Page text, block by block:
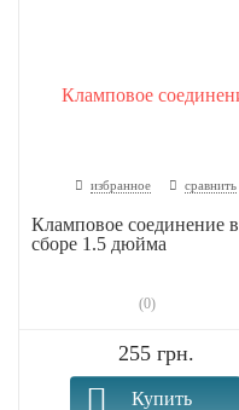
избранное сравнить
Кламповое соединение в
сборе 1.5 дюйма
(0)
255 грн.
Купить